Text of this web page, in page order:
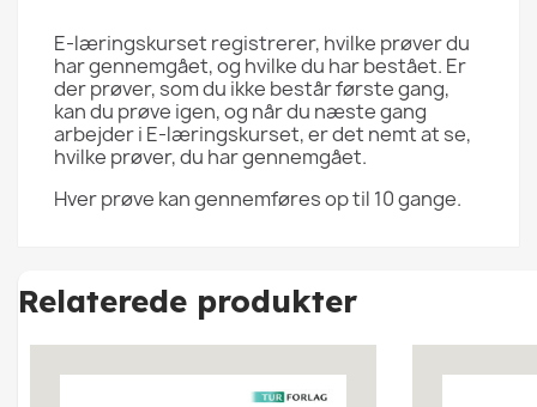
E-læringskurset registrerer, hvilke prøver du
har gennemgået, og hvilke du har bestået. Er
der prøver, som du ikke består første gang,
kan du prøve igen, og når du næste gang
arbejder i E-læringskurset, er det nemt at se,
hvilke prøver, du har gennemgået.
Hver prøve kan gennemføres op til 10 gange.
Relaterede produkter